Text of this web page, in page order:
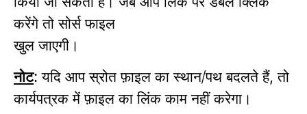
करेंगे तो सोर्स फाइल
खुल जाएगी।
नोट: यदि आप स्रोत फ़ाइल का स्थान/पथ बदलते हैं,तो
कार्यपत्रक में फ़ाइल का लिंक काम नहीं करेगा।